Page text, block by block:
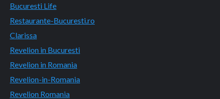
Bucuresti Life
Restaurante-Bucuresti.ro
Clarissa
Revelion in Bucuresti
Revelion in Romania
Revelion-in-Romania
Revelion Romania